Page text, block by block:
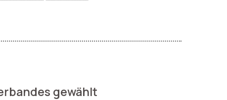
gewählt